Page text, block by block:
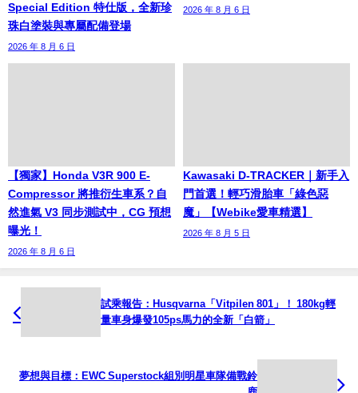
Special Edition 特仕版，全新珍
珠白塗裝與專屬配備登場
2026 年 8 月 6 日
2026 年 8 月 6 日
【獨家】Honda V3R 900 E-
Compressor 將推衍生車系？自
然進氣 V3 同步測試中，CG 預想
曝光！
2026 年 8 月 6 日
Kawasaki D-TRACKER｜新手入
門首選！輕巧滑胎車「綠色惡
魔」【Webike愛車精選】
2026 年 8 月 5 日
試乘報告：Husqvarna「Vitpilen 801」！ 180kg輕
量車身爆發105ps馬力的全新「白箭」
夢想與目標：EWC Superstock組別明星車隊備戰鈴